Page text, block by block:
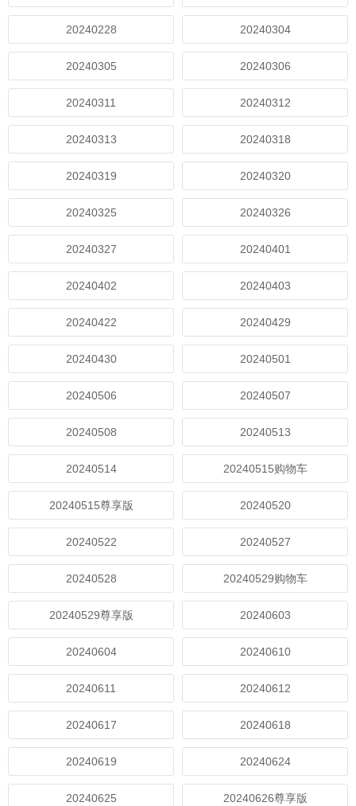
20240228 20240304
20240305 20240306
20240311 20240312
20240313 20240318
20240319 20240320
20240325 20240326
20240327 20240401
20240402 20240403
20240422 20240429
20240430 20240501
20240506 20240507
20240508 20240513
20240514 20240515购物车
20240515尊享版 20240520
20240522 20240527
20240528 20240529购物车
20240529尊享版 20240603
20240604 20240610
20240611 20240612
20240617 20240618
20240619 20240624
20240625 20240626尊享版